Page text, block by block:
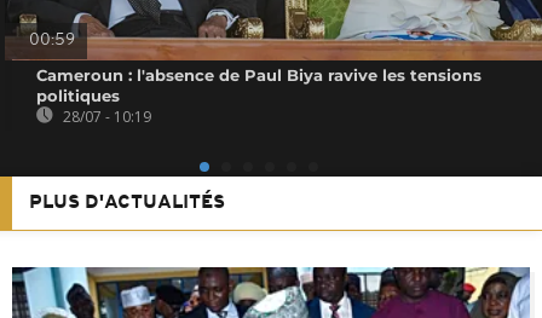
00:59
Cameroun : l'absence de Paul Biya ravive les tensions
politiques
28/07 - 10:19
PLUS D'ACTUALITÉS